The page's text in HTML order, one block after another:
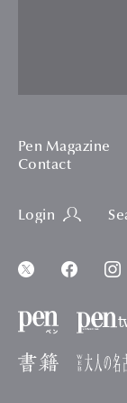
Pen Magazine
Contact
Login